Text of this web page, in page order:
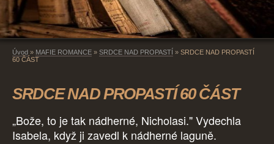
Úvod » MAFIE ROMANCE » SRDCE NAD PROPASTÍ » SRDCE NAD PROPASTÍ
60 ČÁST
SRDCE NAD PROPASTÍ 60 ČÁST
„Bože, to je tak nádherné, Nicholasi." Vydechla
Isabela, když ji zavedl k nádherné laguně.